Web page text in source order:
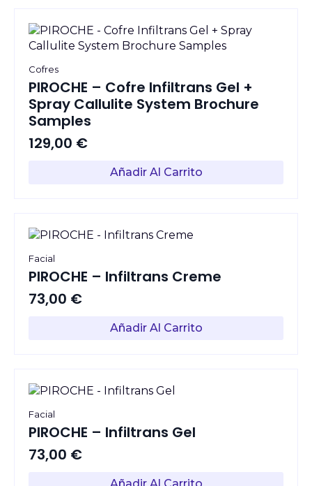
Cofres
PIROCHE – Cofre Infiltrans Gel +
Spray Callulite System Brochure
Samples
129,00 €
Añadir Al Carrito
Facial
PIROCHE – Infiltrans Creme
73,00 €
Añadir Al Carrito
Facial
PIROCHE – Infiltrans Gel
73,00 €